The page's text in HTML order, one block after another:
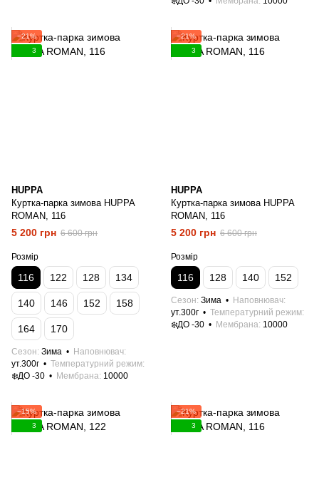
−21%
3
HUPPA
Куртка-парка зимова HUPPA
ROMAN, 116
5 200 грн 6 600 грн
Розмір
116 122 128 134
140 146 152 158
164 170
Сезон Зима
Наповнювач
ут.300г
Температурний режим
❄️ДО -30
Мембрана 10000
−21%
3
HUPPA
Куртка-парка зимова HUPPA
ROMAN, 116
5 200 грн 6 600 грн
Розмір
116 128 140 152
Сезон Зима
Наповнювач
ут.300г
Температурний режим
❄️ДО -30
Мембрана 10000
−15%
3
−21%
3